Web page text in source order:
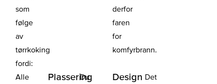
som
følge
av
tørrkoking
fordi:
derfor
faren
for
komfyrbrann.
Alle
Plassering
Du
Design Det